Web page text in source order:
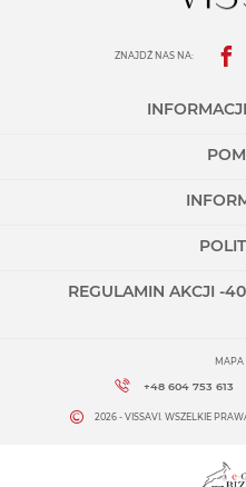
ZNAJDŹ NAS NA:
REGULAMIN AKCJI -
MAPA
+48 604 753 613
2026 - VISSAVI. WSZELKIE